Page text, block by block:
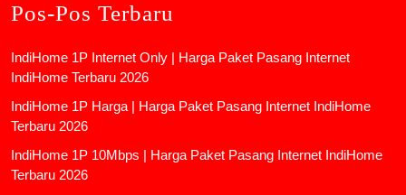
Pos-Pos Terbaru
IndiHome 1P Internet Only | Harga Paket Pasang Internet
IndiHome Terbaru 2026
IndiHome 1P Harga | Harga Paket Pasang Internet IndiHome
Terbaru 2026
IndiHome 1P 10Mbps | Harga Paket Pasang Internet IndiHome
Terbaru 2026